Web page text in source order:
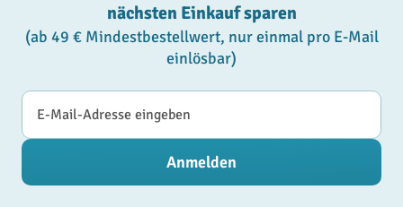
nächsten Einkauf sparen
(ab 49 € Mindestbestellwert, nur einmal pro E-Mail
einlösbar)
E-Mail-Adresse
Anmelden